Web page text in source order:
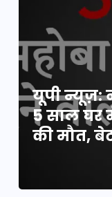
यूपी न्यूज़:
5 साल घर
की मौत,